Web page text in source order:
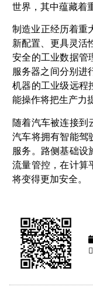
世界，其中蕴藏着
制造业正经历着重
新配置、更具灵活
安全的工业数据管
服务器之间分别进
机器的工业级远程
能操作将把生产力
随着汽车被连接到
汽车将拥有智能驾
服务。路侧基础设
流量管控，在计算
将变得更加安全。